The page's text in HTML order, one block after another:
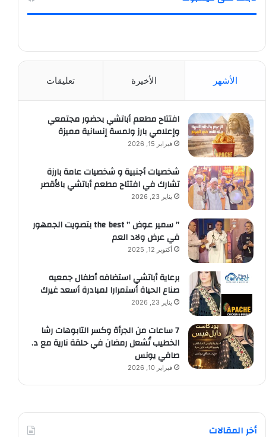
الأشهر الأخيرة تعليقات
افتتاح مطعم أباتشي بحضور مجتمعي
وإعلامي بارز ولمسة إنسانية مميزة
فبراير 15, 2026
شخصيات أجنبية و شخصيات عامة بارزة
تشارك في افتتاح مطعم أباتشي بالأقصر
يناير 23, 2026
” سمير عوض ” the best بتصويت الجمهور
في عرض ولاد العم
أكتوبر 12, 2025
برعاية أباتشي استضافه أطفال جمعيه
صناع الحياة أستمرارا لمبادرة أسعد غيرك
يناير 23, 2026
7 ساعات من الجرأة وكسر التابوهات رشا
الخطيب تُشعل رمضان في حلقة نارية مع د.
صافي يونس
فبراير 10, 2026
أخر المقالات